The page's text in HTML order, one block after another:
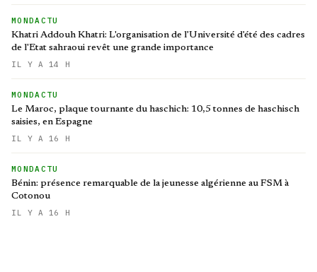
MONDACTU
Khatri Addouh Khatri: L'organisation de l'Université d'été des cadres
de l'Etat sahraoui revêt une grande importance
IL Y A 14 H
MONDACTU
Le Maroc, plaque tournante du haschich: 10,5 tonnes de haschisch
saisies, en Espagne
IL Y A 16 H
MONDACTU
Bénin: présence remarquable de la jeunesse algérienne au FSM à
Cotonou
IL Y A 16 H